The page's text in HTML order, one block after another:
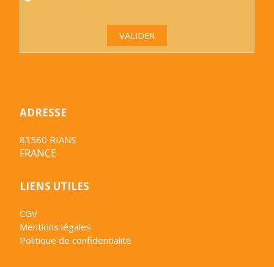
VALIDER
ADRESSE
83560 RIANS
FRANCE
LIENS UTILES
CGV
Mentions légales
Politique de confidentialité